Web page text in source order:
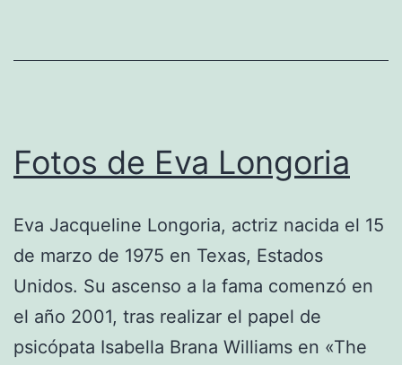
Fotos de Eva Longoria
Eva Jacqueline Longoria, actriz nacida el 15
de marzo de 1975 en Texas, Estados
Unidos. Su ascenso a la fama comenzó en
el año 2001, tras realizar el papel de
psicópata Isabella Brana Williams en «The